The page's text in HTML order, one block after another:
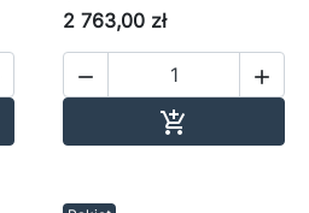
2 763,00 zł
 
